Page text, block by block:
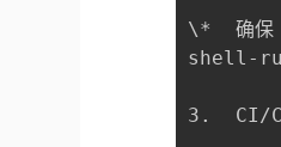
\*  确保
shell-
3.  CI/